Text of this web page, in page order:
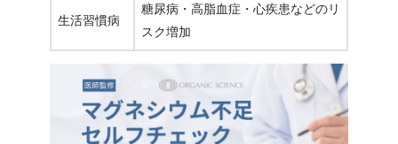
生活習慣病
糖尿病・高脂血症・心疾患などのリ
スク増加